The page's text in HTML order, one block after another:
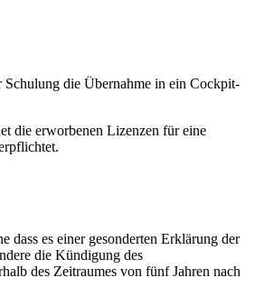
die Übernahme in ein Cockpit-
die erworbenen Lizenzen für eine
es einer gesonderten Erklärung der
die Kündigung des
des Zeitraumes von fünf Jahren nach